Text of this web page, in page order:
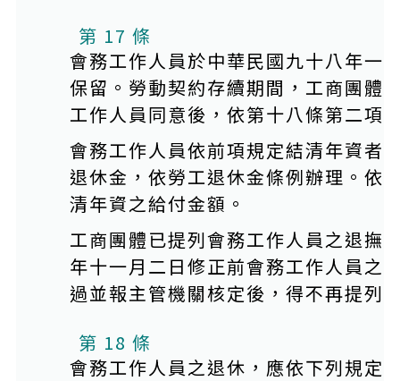
第 17 條
會務工作人員於中華民國九十八年一
保留。勞動契約存續期間，工商團體
工作人員同意後，依第十八條第二項
會務工作人員依前項規定結清年資者
退休金，依勞工退休金條例辦理。依
清年資之給付金額。
工商團體已提列會務工作人員之退撫
年十一月二日修正前會務工作人員之
過並報主管機關核定後，得不再提列
第 18 條
會務工作人員之退休，應依下列規定